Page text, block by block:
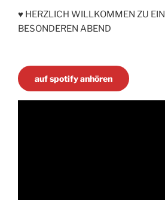
♥ HERZLICH WILLKOMMEN ZU
BESONDEREN ABEND
auf spotify anhören